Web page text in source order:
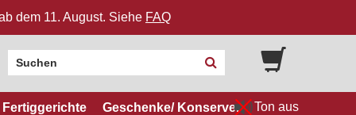
dem 11. August. Siehe FAQ
Fertiggerichte Geschenke/ Konserven Ton aus